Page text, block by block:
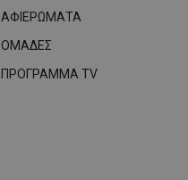
ΑΦΙΕΡΩΜΑΤΑ
ΟΜΑΔΕΣ
ΠΡΟΓΡΑΜΜΑ TV